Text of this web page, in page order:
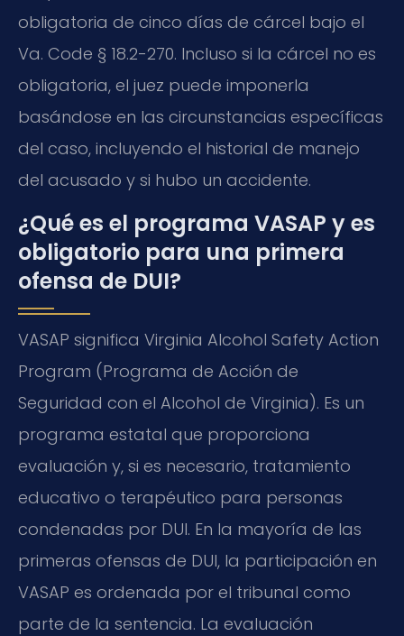
obligatoria de cinco días de cárcel bajo el
Va. Code § 18.2-270. Incluso si la cárcel no es
obligatoria, el juez puede imponerla
basándose en las circunstancias específicas
del caso, incluyendo el historial de manejo
del acusado y si hubo un accidente.
¿Qué es el programa VASAP y es
obligatorio para una primera
ofensa de DUI?
VASAP significa Virginia Alcohol Safety Action
Program (Programa de Acción de
Seguridad con el Alcohol de Virginia). Es un
programa estatal que proporciona
evaluación y, si es necesario, tratamiento
educativo o terapéutico para personas
condenadas por DUI. En la mayoría de las
primeras ofensas de DUI, la participación en
VASAP es ordenada por el tribunal como
parte de la sentencia. La evaluación